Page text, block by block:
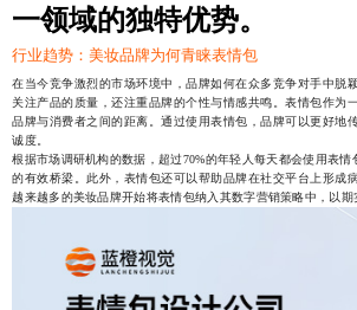
一领域的独特优势。
行业趋势：美妆品牌为何青睐表情包
在当今竞争激烈的市场环境中，品牌如何在众多竞争对手中脱
关注产品的质量，还注重品牌的个性与情感共鸣。表情包作为
品牌与消费者之间的距离。通过使用表情包，品牌可以更好地
诚度。
根据市场调研机构的数据，超过70%的年轻人每天都会使用表
的有效桥梁。此外，表情包还可以帮助品牌在社交平台上形成
越来越多的美妆品牌开始将表情包纳入其数字营销策略中，以